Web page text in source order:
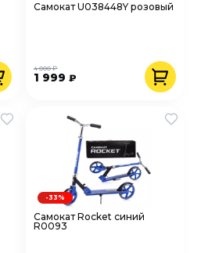
Самокат U038448Y розовый
1 999₽
4 000 ₽
Самокат Rocket синий
R0093
-33%